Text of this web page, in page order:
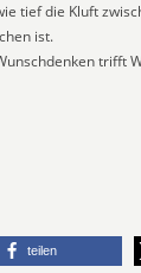
tief die Kluft
ist.
trifft
teilen